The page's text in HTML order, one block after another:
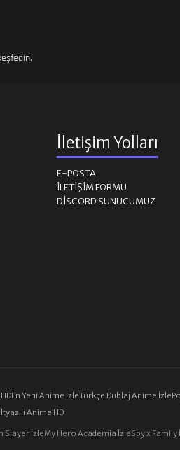
İletişim Yolları
E-POSTA
İLETIŞIM FORMU
DISCORD SUNUCUMUZ
En Yeni Anime İzleTürkçe Dublaj Anime İzle
Anime HD
Slayer İzleMy Hero Academia İzleSpy x Family